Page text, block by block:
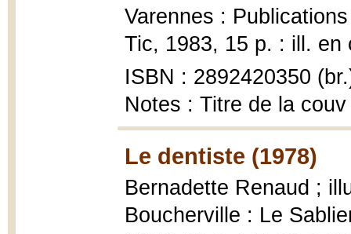
Varennes :
Tic, 1983, 15 p. : ill. en
ISBN : 2892420350
Notes : Titre de la couv
Le dentiste (1978)
Bernadette Renaud ;
Boucherville : Le